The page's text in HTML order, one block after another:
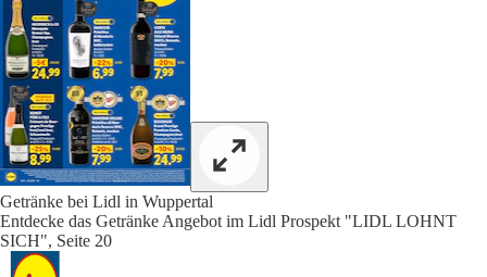
Getränke bei Lidl in Wuppertal
Entdecke das Getränke Angebot im Lidl Prospekt "LIDL LOHNT
SICH", Seite 20